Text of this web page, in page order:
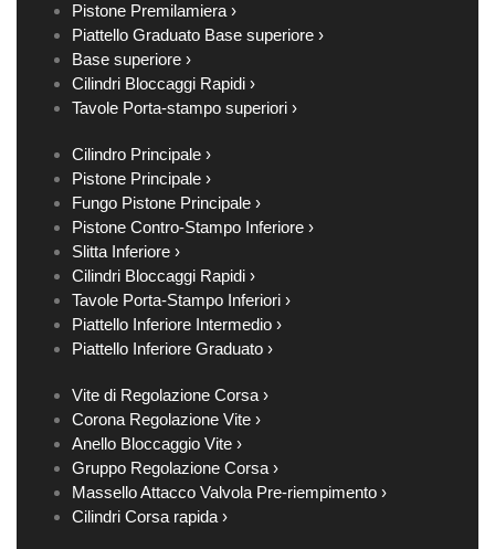
Pistone Premilamiera ›
Piattello Graduato Base superiore ›
Base superiore ›
Cilindri Bloccaggi Rapidi ›
Tavole Porta-stampo superiori ›
Cilindro Principale ›
Pistone Principale ›
Fungo Pistone Principale ›
Pistone Contro-Stampo Inferiore ›
Slitta Inferiore ›
Cilindri Bloccaggi Rapidi ›
Tavole Porta-Stampo Inferiori ›
Piattello Inferiore Intermedio ›
Piattello Inferiore Graduato ›
Vite di Regolazione Corsa ›
Corona Regolazione Vite ›
Anello Bloccaggio Vite ›
Gruppo Regolazione Corsa ›
Massello Attacco Valvola Pre-riempimento ›
Cilindri Corsa rapida ›